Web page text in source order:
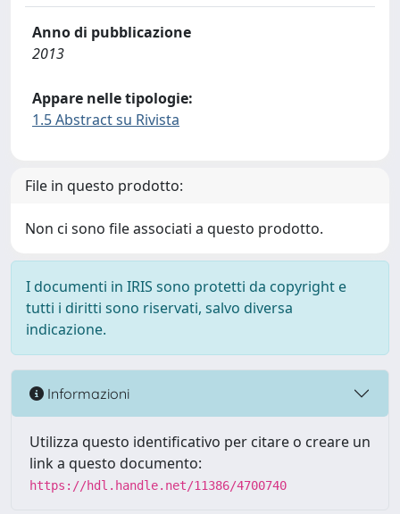
Anno di pubblicazione
2013
Appare nelle tipologie:
1.5 Abstract su Rivista
File in questo prodotto:
Non ci sono file associati a questo prodotto.
I documenti in IRIS sono protetti da copyright e
tutti i diritti sono riservati, salvo diversa
indicazione.
Informazioni
Utilizza questo identificativo per citare o creare un
link a questo documento:
https://hdl.handle.net/11386/4700740